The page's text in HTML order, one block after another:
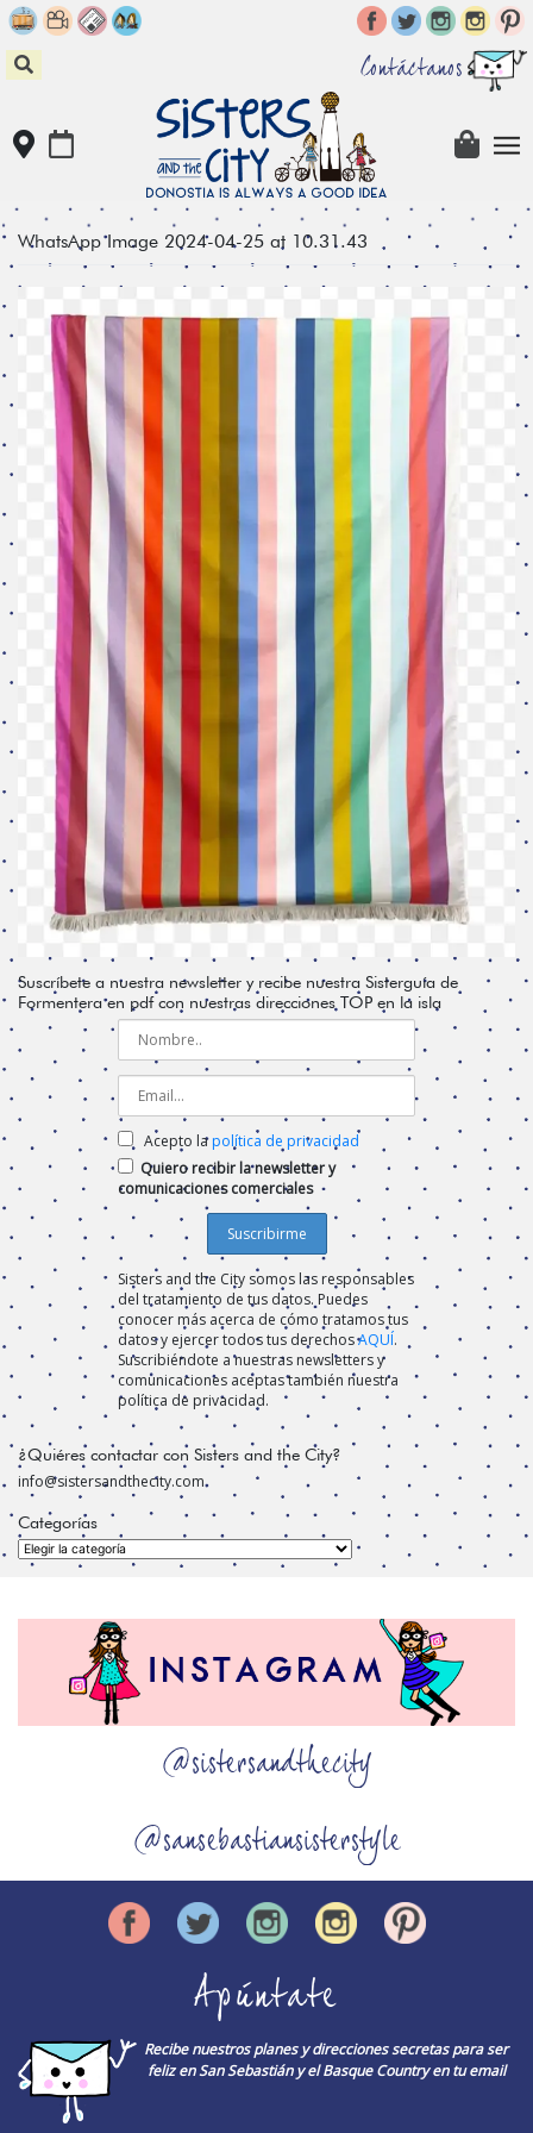
Skip
to
content
Contáctanos
WhatsApp Image 2024-04-25 at 10.31.43
Suscríbete a nuestra newsletter y recibe nuestra Sisterguía de
Formentera en pdf con nuestras direcciones TOP en la isla
Acepto lapolítica de privacidad
Quiero recibir la newsletter y
comunicaciones comerciales
Sisters and the City somos las responsables
del tratamiento de tus datos. Puedes
conocer más acerca de cómo tratamos tus
datos y ejercer todos tus derechosAQUÍ.
Suscribiéndote a nuestras newsletters y
comunicaciones aceptas también nuestra
política de privacidad.
¿Quiéres contactar con Sisters and the City?
info@sistersandthecity.com
Categorías
Categorías
@sistersandthecity
@sansebastiansisterstyle
Apúntate
Recibe nuestros planes y direcciones secretas para ser
feliz en San Sebastián y el Basque Country en tu email